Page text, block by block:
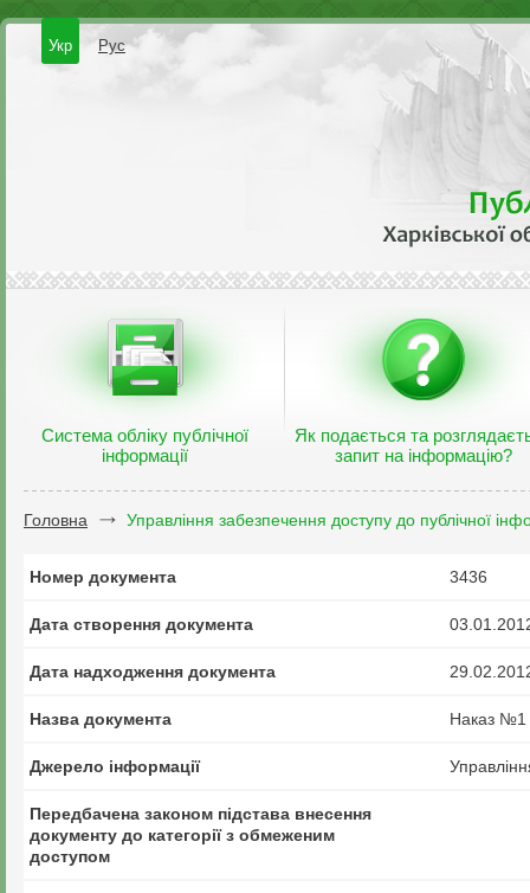
Укр Рус
Система обліку публічної
інформації
Як подається та
запит на інформацію?
Головна Управління забезпечення доступу до публічної
Номер документа 3436
Дата створення документа
Дата надходження документа
Назва документа Наказ №1
Джерело інформації
Передбачена законом підстава внесення
документу до категорії з обмеженим
доступом